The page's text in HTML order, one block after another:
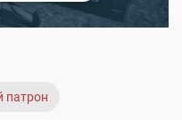
патрон